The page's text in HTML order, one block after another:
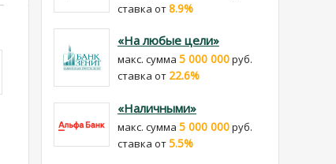
cтавка от8.9%
«На любые цели»
макс. сумма 5 000 000руб.
cтавка от 22.6%
«Наличными»
макс. сумма 5 000 000руб.
cтавка от5.5%